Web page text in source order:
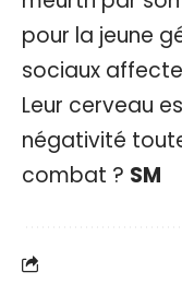
pour la jeune
sociaux
Leur cerveau
négativité
combat ? SM